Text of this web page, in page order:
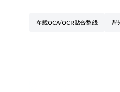
车载OCA/OCR贴合整线 背